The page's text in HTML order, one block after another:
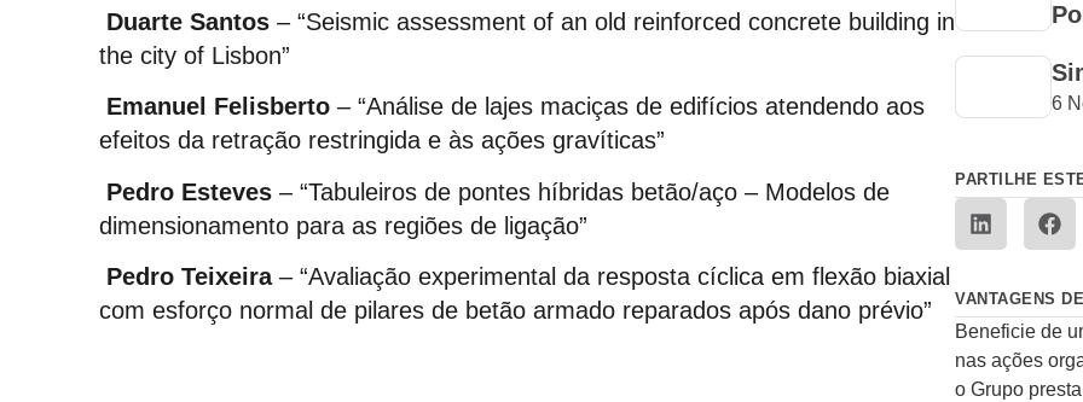
Duarte Santos – “Seismic assessment of an old reinforced concrete building in
the city of Lisbon”
Emanuel Felisberto – “Análise de lajes maciças de edifícios atendendo aos
efeitos da retração restringida e às ações gravíticas”
Pedro Esteves – “Tabuleiros de pontes híbridas betão/aço – Modelos de
dimensionamento para as regiões de ligação”
Pedro Teixeira – “Avaliação experimental da resposta cíclica em flexão biaxial
com esforço normal de pilares de betão armado reparados após dano prévio”
6
PARTILHE
VANTAGENS
Beneficie de
nas ações
o Grupo